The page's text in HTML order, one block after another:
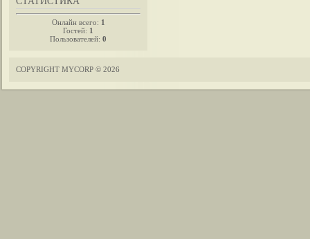
Онлайн всего: 1
Гостей: 1
Пользователей: 0
COPYRIGHT MYCORP © 2026